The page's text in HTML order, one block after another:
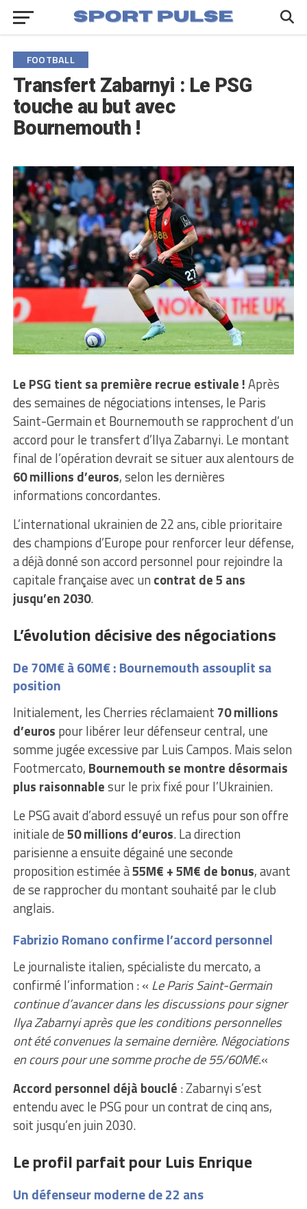
FOOTBALL
Transfert Zabarnyi : Le PSG
touche au but avec
Bournemouth !
Le PSG tient sa première recrue estivale !Après
des semaines de négociations intenses, le Paris
Saint-Germain et Bournemouth se rapprochent d’un
accord pour le transfert d’Ilya Zabarnyi. Le montant
final de l’opération devrait se situer aux alentours de
60 millions d’euros, selon les dernières
informations concordantes.
L’international ukrainien de 22 ans, cible prioritaire
des champions d’Europe pour renforcer leur défense,
a déjà donné son accord personnel pour rejoindre la
capitale française avec un contrat de 5 ans
jusqu’en 2030.
L’évolution décisive des négociations
De 70M€ à 60M€ : Bournemouth assouplit sa
position
Initialement, les Cherries réclamaient 70 millions
d’euros pour libérer leur défenseur central, une
somme jugée excessive par Luis Campos. Mais selon
Footmercato, Bournemouth se montre désormais
plus raisonnablesur le prix fixé pour l’Ukrainien.
Le PSG avait d’abord essuyé un refus pour son offre
initiale de50 millions d’euros. La direction
parisienne a ensuite dégainé une seconde
proposition estimée à55M€ + 5M€ de bonus, avant
de se rapprocher du montant souhaité par le club
anglais.
Fabrizio Romano confirme l’accord personnel
Le journaliste italien, spécialiste du mercato, a
confirmé l’information : « Le Paris Saint-Germain
continue d’avancer dans les discussions pour signer
Ilya Zabarnyi après que les conditions personnelles
ont été convenues la semaine dernière. Négociations
en cours pour une somme proche de 55/60M€.«
Accord personnel déjà bouclé : Zabarnyi s’est
entendu avec le PSG pour un contrat de cinq ans,
soit jusqu’en juin 2030.
Le profil parfait pour Luis Enrique
Un défenseur moderne de 22 ans